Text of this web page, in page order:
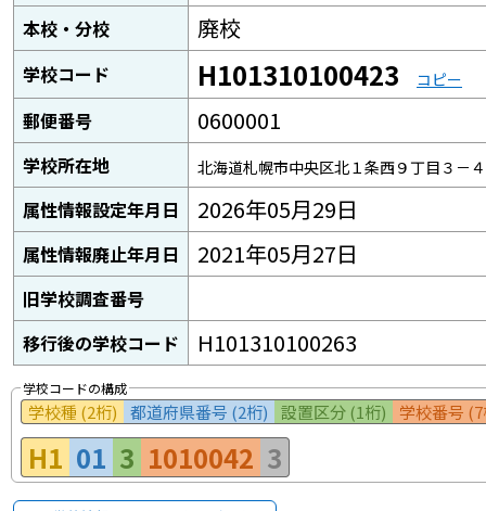
本校・分校 廃校
学校コード H101310100423 コピー
郵便番号 0600001
学校所在地 北海道札幌市中央区北１条西９丁目３－４
属性情報設定年月日 2026年05月29日
属性情報廃止年月日 2021年05月27日
旧学校調査番号
移行後の学校コード
H101310100263
学校コードの構成
学校種 (2桁) 都道府県番号 (2桁) 設置区分 (1桁) 学校番号
H1 01 3 1010042 3